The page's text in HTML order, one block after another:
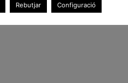
Rebutjar Configuració